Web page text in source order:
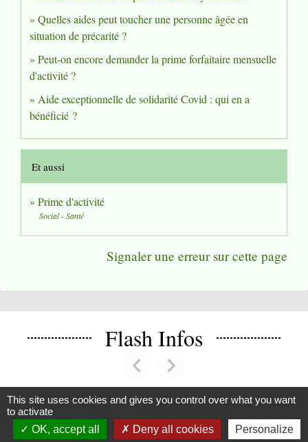
Quelles aides peut toucher une personne âgée en
situation de précarité ?
Peut-on encore demander la prime forfaitaire mensuelle
d'activité ?
Aide exceptionnelle de solidarité Covid : qui en a
bénéficié ?
Et aussi
Prime d'activité
Social - Santé
Signaler une erreur sur cette page
Flash Infos
chevron_leftPrevious
chevron_rightNext
Voir tout
This site uses cookies and gives you control over what you want
to activate
OK, accept all
Deny all cookies Personalize